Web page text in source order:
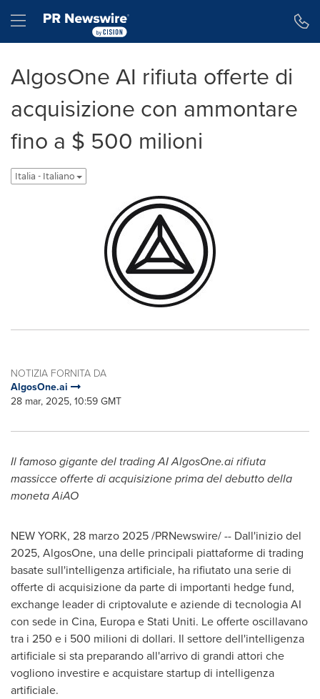
Hamburger menu
AlgosOne AI rifiuta offerte di
acquisizione con ammontare
fino a $ 500 milioni
Italia - Italiano
NOTIZIA FORNITA DA
AlgosOne.ai
28 mar, 2025, 10:59 GMT
Il famoso gigante del trading AI AlgosOne.ai rifiuta
massicce offerte di acquisizione prima del debutto della
moneta AiAO
NEW YORK, 28 marzo 2025/PRNewswire/ -- Dall'inizio del
2025, AlgosOne, una delle principali piattaforme di trading
basate sull'intelligenza artificiale, ha rifiutato una serie di
offerte di acquisizione da parte di importanti hedge fund,
exchange leader di criptovalute e aziende di tecnologia AI
con sede in Cina, Europa e Stati Uniti. Le offerte oscillavano
tra i 250 e i 500 milioni di dollari. Il settore dell'intelligenza
artificiale si sta preparando all'arrivo di grandi attori che
vogliono investire e acquistare startup di intelligenza
artificiale.